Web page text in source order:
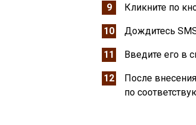
Кликните по
Дождитесь
Введите его в
После
по